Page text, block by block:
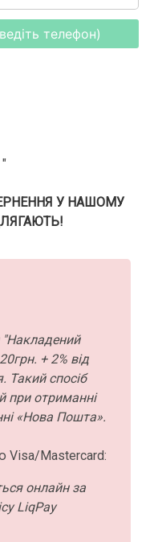
телефон)
У НАШОМУ
"Накладений
+ 2% від
Такий спосіб
при отриманні
«Нова Пошта».
Visa/Mastercard:
онлайн за
LiqPay